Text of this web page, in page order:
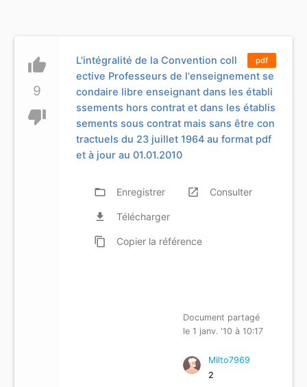
thumb_up
9
thumb_down
pdf
L'intégralité de la Convention coll
ective Professeurs de l'enseignement se
condaire libre enseignant dans les établi
ssements hors contrat et dans les établis
sements sous contrat mais sans être con
tractuels du 23 juillet 1964 au format pdf
et à jour au 01.01.2010
folder_open Enregistrer launch Consulter
file_download Télécharger
content_copy Copier la référence
Document partagé
le 1 janv. '10 à 10:17
Milto7969
2